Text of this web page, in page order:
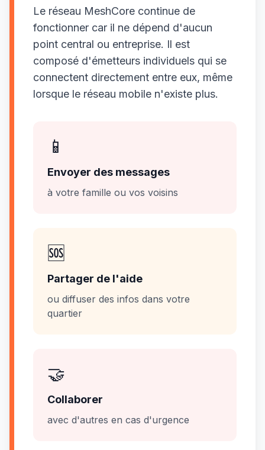
Le réseau MeshCore continue de
fonctionner car il ne dépend d'aucun
point central ou entreprise. Il est
composé d'émetteurs individuels qui se
connectent directement entre eux, même
lorsque le réseau mobile n'existe plus.
📱
Envoyer des messages
à votre famille ou vos voisins
🆘
Partager de l'aide
ou diffuser des infos dans votre
quartier
🤝
Collaborer
avec d'autres en cas d'urgence